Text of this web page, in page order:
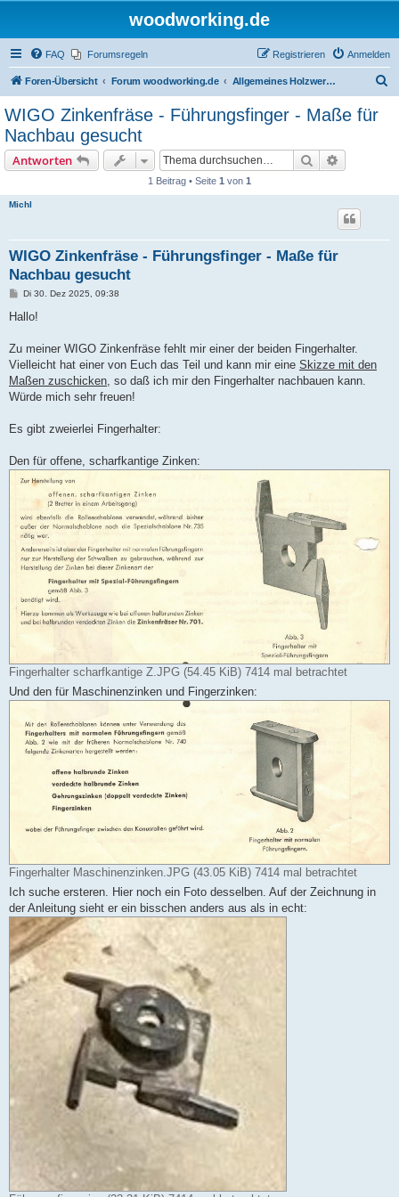
woodworking.de
FAQ Forumsregeln Anmelden
Registrieren
Foren-Übersicht Forum woodworking.de Allgemeines Holzwerkerforum - das laute Forum
WIGO Zinkenfräse - Führungsfinger - Maße für
Nachbau gesucht
Antworten Suche
1 Beitrag • Seite 1 von 1
Michl
WIGO Zinkenfräse - Führungsfinger - Maße für
Nachbau gesucht
B
i
a
Di 30. Dez 2025, 09:38
Hallo!
Zu meiner WIGO Zinkenfräse fehlt mir einer der beiden Fingerhalter.
Vielleicht hat einer von Euch das Teil und kann mir eine Skizze mit den
Maßen zuschicken, so daß ich mir den Fingerhalter nachbauen kann.
Würde mich sehr freuen!
Es gibt zweierlei Fingerhalter:
Den für offene, scharfkantige Zinken:
Fingerhalter scharfkantige Z.JPG (54.45 KiB) 7414 mal betrachtet
Und den für Maschinenzinken und Fingerzinken:
Fingerhalter Maschinenzinken.JPG (43.05 KiB) 7414 mal betrachtet
Ich suche ersteren. Hier noch ein Foto desselben. Auf der Zeichnung in
der Anleitung sieht er ein bisschen anders aus als in echt: